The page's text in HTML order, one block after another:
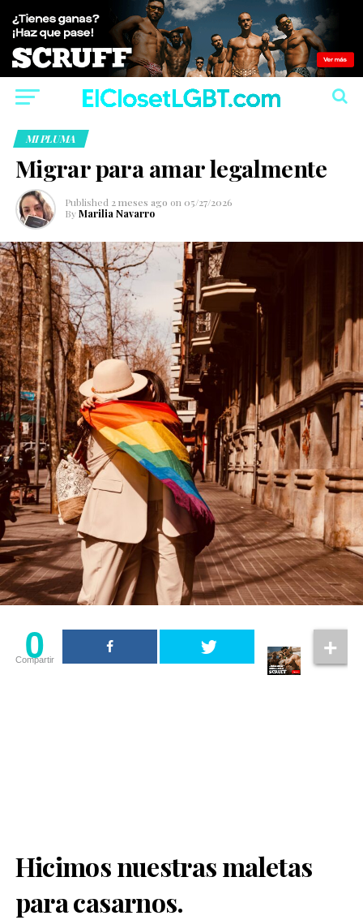
MI PLUMA
Migrar para amar legalmente
Published 2 meses ago on 05/27/2026
By Marilia Navarro
0
Compartir
Hicimos nuestras maletas
para casarnos.